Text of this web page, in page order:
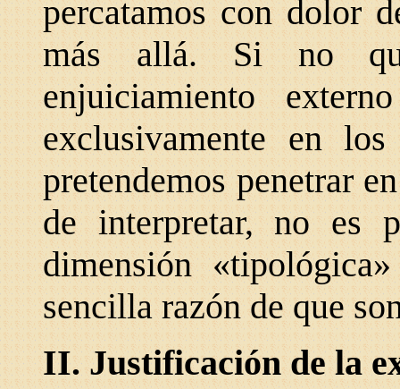
percatamos con dolor
más allá. Si no
enjuiciamiento
exclusivamente en
pretendemos penetrar
de interpretar, no es
dimensión
sencilla razón de que
II. Justificación de la